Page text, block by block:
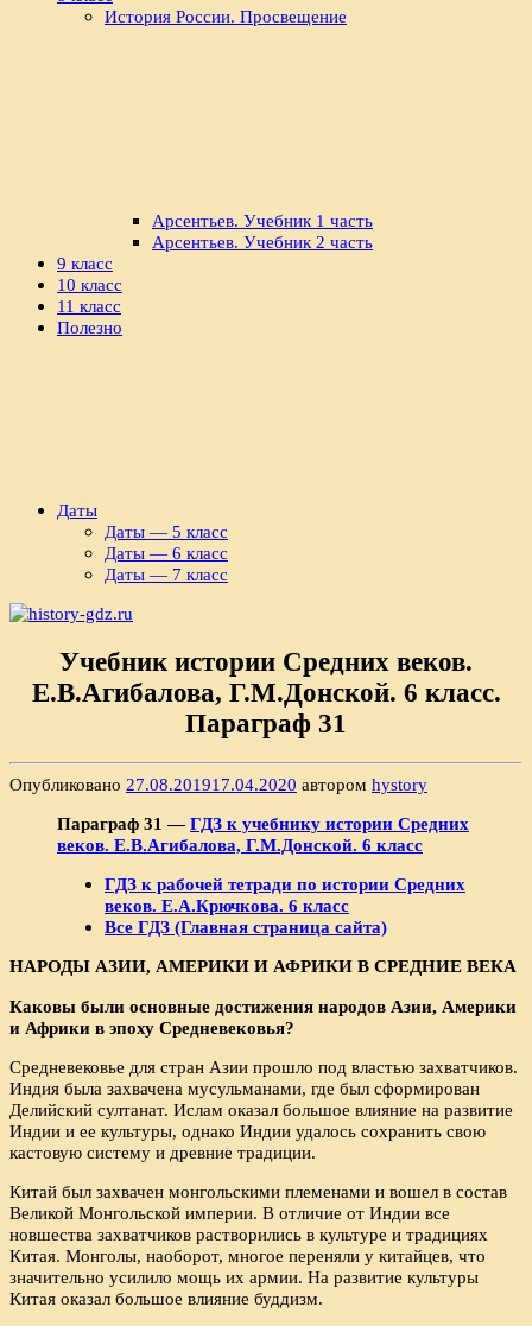
История России. Просвещение
Арсентьев. Учебник 1 часть
Арсентьев. Учебник 2 часть
9 класс
10 класс
11 класс
Полезно
Даты
Даты — 5 класс
Даты — 6 класс
Даты — 7 класс
Учебник истории Средних веков.
Е.В.Агибалова, Г.М.Донской. 6 класс.
Параграф 31
Опубликовано 27.08.201917.04.2020 автором hystory
Параграф 31 —ГДЗ к учебнику истории Средних
веков. Е.В.Агибалова, Г.М.Донской. 6 класс
ГДЗ к рабочей тетради по истории Средних
веков. Е.А.Крючкова. 6 класс
Все ГДЗ (Главная страница сайта)
НАРОДЫ АЗИИ, АМЕРИКИ И АФРИКИ В СРЕДНИЕ ВЕКА
Каковы были основные достижения народов Азии, Америки
и Африки в эпоху Средневековья?
Средневековье для стран Азии прошло под властью захватчиков.
Индия была захвачена мусульманами, где был сформирован
Делийский султанат. Ислам оказал большое влияние на развитие
Индии и ее культуры, однако Индии удалось сохранить свою
кастовую систему и древние традиции.
Китай был захвачен монгольскими племенами и вошел в состав
Великой Монгольской империи. В отличие от Индии все
новшества захватчиков растворились в культуре и традициях
Китая. Монголы, наоборот, многое переняли у китайцев, что
значительно усилило мощь их армии. На развитие культуры
Китая оказал большое влияние буддизм.